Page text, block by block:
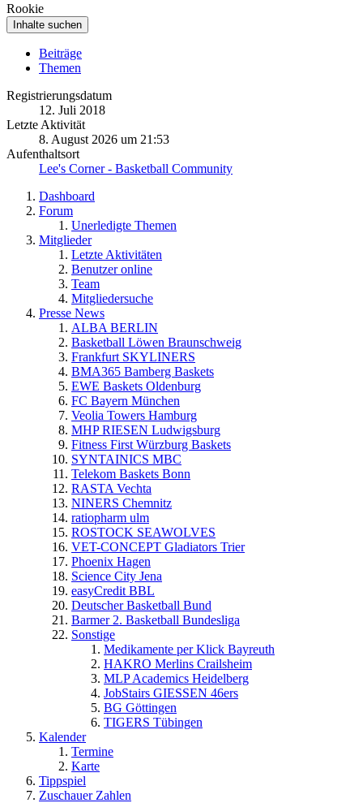
Rookie
Inhalte suchen
Beiträge
Themen
Registrierungsdatum
12. Juli 2018
Letzte Aktivität
8. August 2026 um 21:53
Aufenthaltsort
Lee's Corner - Basketball Community
Dashboard
Forum
Unerledigte Themen
Mitglieder
Letzte Aktivitäten
Benutzer online
Team
Mitgliedersuche
Presse News
ALBA BERLIN
Basketball Löwen Braunschweig
Frankfurt SKYLINERS
BMA365 Bamberg Baskets
EWE Baskets Oldenburg
FC Bayern München
Veolia Towers Hamburg
MHP RIESEN Ludwigsburg
Fitness First Würzburg Baskets
SYNTAINICS MBC
Telekom Baskets Bonn
RASTA Vechta
NINERS Chemnitz
ratiopharm ulm
ROSTOCK SEAWOLVES
VET-CONCEPT Gladiators Trier
Phoenix Hagen
Science City Jena
easyCredit BBL
Deutscher Basketball Bund
Barmer 2. Basketball Bundesliga
Sonstige
Medikamente per Klick Bayreuth
HAKRO Merlins Crailsheim
MLP Academics Heidelberg
JobStairs GIESSEN 46ers
BG Göttingen
TIGERS Tübingen
Kalender
Termine
Karte
Tippspiel
Zuschauer Zahlen